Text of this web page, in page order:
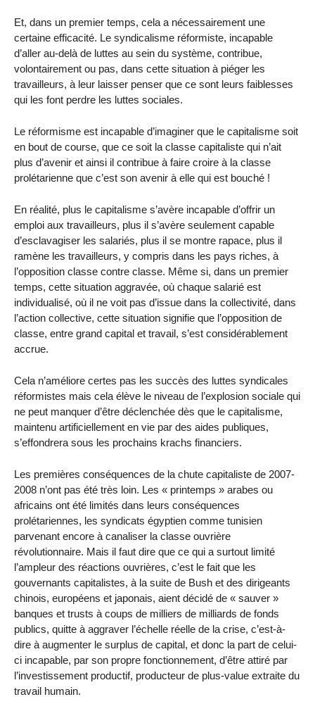
Et, dans un premier temps, cela a nécessairement une
certaine efficacité. Le syndicalisme réformiste, incapable
d’aller au-delà de luttes au sein du système, contribue,
volontairement ou pas, dans cette situation à piéger les
travailleurs, à leur laisser penser que ce sont leurs faiblesses
qui les font perdre les luttes sociales.
Le réformisme est incapable d’imaginer que le capitalisme soit
en bout de course, que ce soit la classe capitaliste qui n’ait
plus d’avenir et ainsi il contribue à faire croire à la classe
prolétarienne que c’est son avenir à elle qui est bouché !
En réalité, plus le capitalisme s’avère incapable d’offrir un
emploi aux travailleurs, plus il s’avère seulement capable
d’esclavagiser les salariés, plus il se montre rapace, plus il
ramène les travailleurs, y compris dans les pays riches, à
l’opposition classe contre classe. Même si, dans un premier
temps, cette situation aggravée, où chaque salarié est
individualisé, où il ne voit pas d’issue dans la collectivité, dans
l’action collective, cette situation signifie que l’opposition de
classe, entre grand capital et travail, s’est considérablement
accrue.
Cela n’améliore certes pas les succès des luttes syndicales
réformistes mais cela élève le niveau de l’explosion sociale qui
ne peut manquer d’être déclenchée dès que le capitalisme,
maintenu artificiellement en vie par des aides publiques,
s’effondrera sous les prochains krachs financiers.
Les premières conséquences de la chute capitaliste de 2007-
2008 n’ont pas été très loin. Les « printemps » arabes ou
africains ont été limités dans leurs conséquences
prolétariennes, les syndicats égyptien comme tunisien
parvenant encore à canaliser la classe ouvrière
révolutionnaire. Mais il faut dire que ce qui a surtout limité
l’ampleur des réactions ouvrières, c’est le fait que les
gouvernants capitalistes, à la suite de Bush et des dirigeants
chinois, européens et japonais, aient décidé de « sauver »
banques et trusts à coups de milliers de milliards de fonds
publics, quitte à aggraver l’échelle réelle de la crise, c’est-à-
dire à augmenter le surplus de capital, et donc la part de celui-
ci incapable, par son propre fonctionnement, d’être attiré par
l’investissement productif, producteur de plus-value extraite du
travail humain.